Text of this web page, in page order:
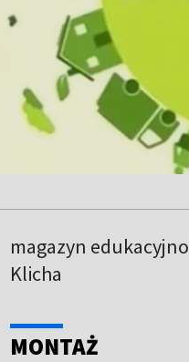
magazyn
Klicha
MONTAŻ